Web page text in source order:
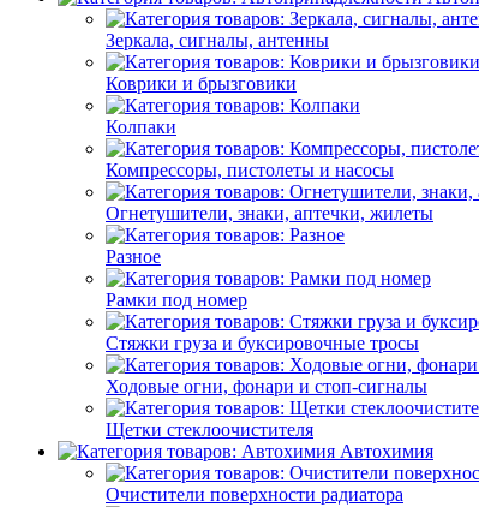
Зеркала, сигналы, антенны
Коврики и брызговики
Колпаки
Компрессоры, пистолеты и насосы
Огнетушители, знаки, аптечки, жилеты
Разное
Рамки под номер
Стяжки груза и буксировочные тросы
Ходовые огни, фонари и стоп-сигналы
Щетки стеклоочистителя
Автохимия
Очистители поверхности радиатора